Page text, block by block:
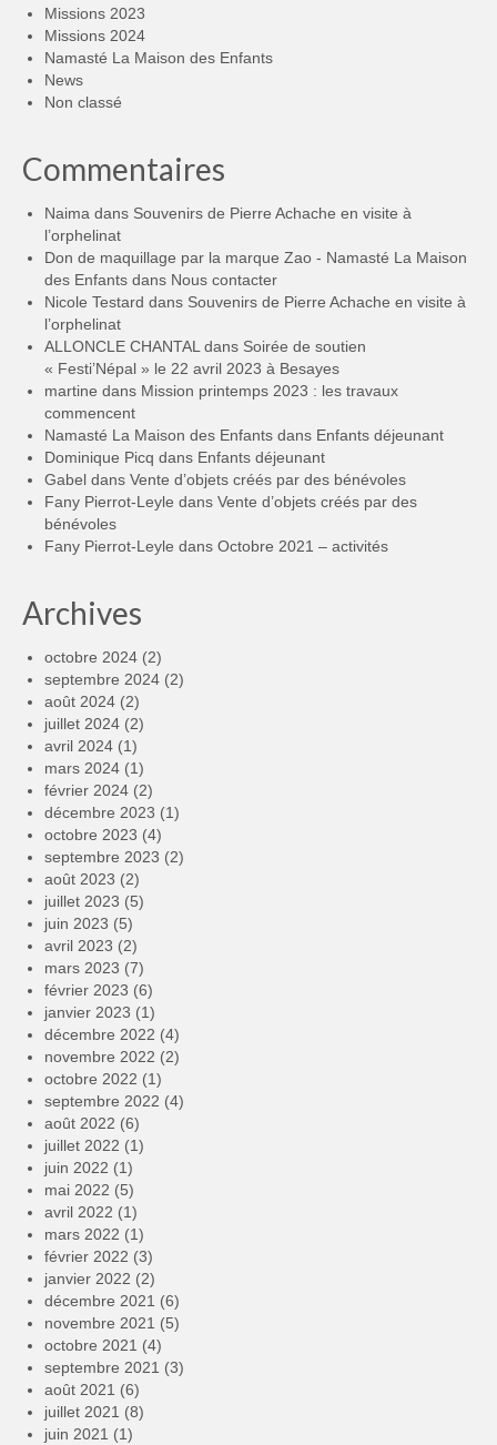
Missions 2023
Missions 2024
Namasté La Maison des Enfants
News
Non classé
Commentaires
Naima dans Souvenirs de Pierre Achache en visite à
l’orphelinat
Don de maquillage par la marque Zao - Namasté La Maison
des Enfants dans Nous contacter
Nicole Testard dans Souvenirs de Pierre Achache en visite à
l’orphelinat
ALLONCLE CHANTAL dans Soirée de soutien
« Festi’Népal » le 22 avril 2023 à Besayes
martine dans Mission printemps 2023 : les travaux
commencent
Namasté La Maison des Enfants dans Enfants déjeunant
Dominique Picq dans Enfants déjeunant
Gabel dans Vente d’objets créés par des bénévoles
Fany Pierrot-Leyle dans Vente d’objets créés par des
bénévoles
Fany Pierrot-Leyle dans Octobre 2021 – activités
Archives
octobre 2024 (2)
septembre 2024 (2)
août 2024 (2)
juillet 2024 (2)
avril 2024 (1)
mars 2024 (1)
février 2024 (2)
décembre 2023 (1)
octobre 2023 (4)
septembre 2023 (2)
août 2023 (2)
juillet 2023 (5)
juin 2023 (5)
avril 2023 (2)
mars 2023 (7)
février 2023 (6)
janvier 2023 (1)
décembre 2022 (4)
novembre 2022 (2)
octobre 2022 (1)
septembre 2022 (4)
août 2022 (6)
juillet 2022 (1)
juin 2022 (1)
mai 2022 (5)
avril 2022 (1)
mars 2022 (1)
février 2022 (3)
janvier 2022 (2)
décembre 2021 (6)
novembre 2021 (5)
octobre 2021 (4)
septembre 2021 (3)
août 2021 (6)
juillet 2021 (8)
juin 2021 (1)